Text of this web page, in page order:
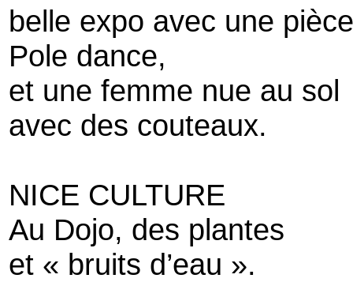
belle expo avec une
Pole dance,
et une femme nue au sol
avec des couteaux.
NICE CULTURE
Au Dojo, des plantes
et « bruits d’eau ».